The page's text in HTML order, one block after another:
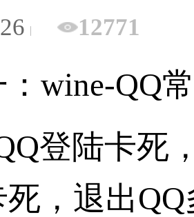
12771
wine-QQ
登陆卡死
，退出